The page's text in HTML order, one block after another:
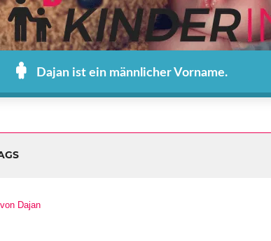
Dajan ist ein männlicher Vorname.
Dajan